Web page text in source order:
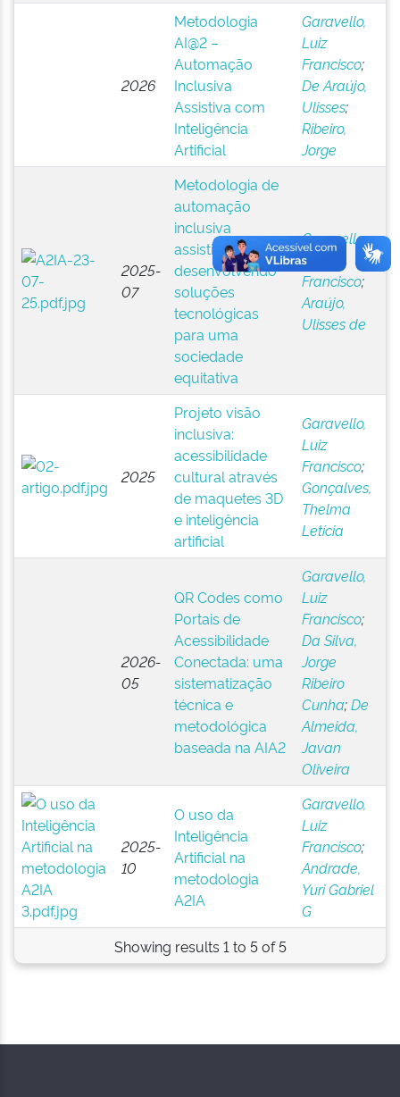
2026
Metodologia
AI@2 –
Automação
Inclusiva
Assistiva com
Inteligência
Artificial
Garavello,
Luiz
Francisco;
De Araújo,
Ulisses;
Ribeiro,
Jorge
2025-
07
Metodologia de
automação
inclusiva
assistiva A(IA)² :
desenvolvendo
soluções
tecnológicas
para uma
sociedade
equitativa
Garavello,
Luiz
Francisco;
Araújo,
Ulisses de
2025
Projeto visão
inclusiva:
acessibilidade
cultural através
de maquetes 3D
e inteligência
artificial
Garavello,
Luiz
Francisco;
Gonçalves,
Thelma
Letícia
2026-
05
QR Codes como
Portais de
Acessibilidade
Conectada: uma
sistematização
técnica e
metodológica
baseada na AIA2
Garavello,
Luiz
Francisco;
Da Silva,
Jorge
Ribeiro
Cunha;De
Almeida,
Javan
Oliveira
2025-
10
O uso da
Inteligência
Artificial na
metodologia
A2IA
Garavello,
Luiz
Francisco;
Andrade,
Yuri Gabriel
G
Showing results 1 to 5 of 5